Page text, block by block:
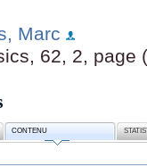
Marc
62, 2, page
CONTENU